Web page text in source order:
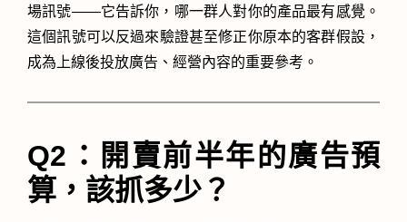
場訊號——它告訴你，哪一群人對你的產品最有感覺。
這個訊號可以反過來驗證甚至修正你原本的客群假設，
成為上線後投放廣告、經營內容的重要參考。
Q2：開賣前半年的廣告預
算，該抓多少？